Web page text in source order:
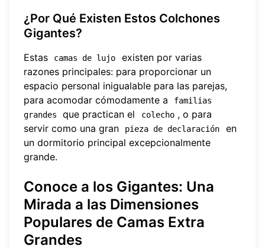
¿Por Qué Existen Estos Colchones
Gigantes?
Estas camas de lujo
existen por varias
razones principales: para proporcionar un
espacio personal inigualable para las parejas,
para acomodar cómodamente a
familias
grandes
que practican el colecho , o para
servir como una gran
pieza de declaración
en
un dormitorio principal excepcionalmente
grande.
Conoce a los Gigantes: Una
Mirada a las Dimensiones
Populares de Camas Extra
Grandes